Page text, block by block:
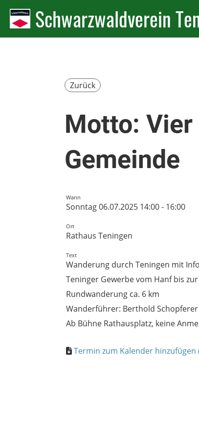
Schwarzwaldverein
Zurück
Motto:
Gemeinde
Wann
Sonntag 06.07.2025 14:00 - 16:00
Ort
Rathaus Teningen
Text
Wanderung durch Teningen mit
Teninger Gewerbe vom Hanf bis zur
Rundwanderung ca. 6 km
Wanderführer: Berthold Schopferer
Ab Bühne Rathausplatz, keine
Termin zum Kalender hinzufügen